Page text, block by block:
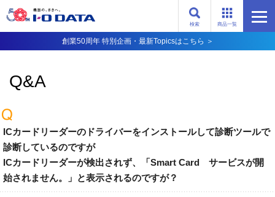
商品一覧
検索
創業50周年 特別企画・最新Topicsはこちら ＞
Q&A
ICカードリーダーのドライバーをインストールして診断ツールで
診断しているのですが
ICカードリーダーが検出されず、「Smart Card サービスが開
始されません。」と表示されるのですが？